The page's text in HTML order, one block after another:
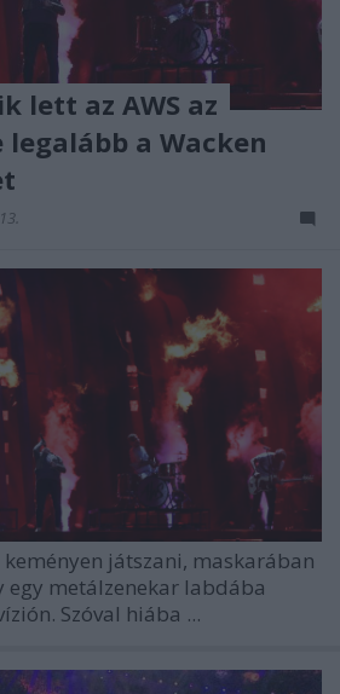
lett az AWS az
legalább a Wacken
játszani, maskarában
egy metálzenekar labdába
Szóval hiába ...